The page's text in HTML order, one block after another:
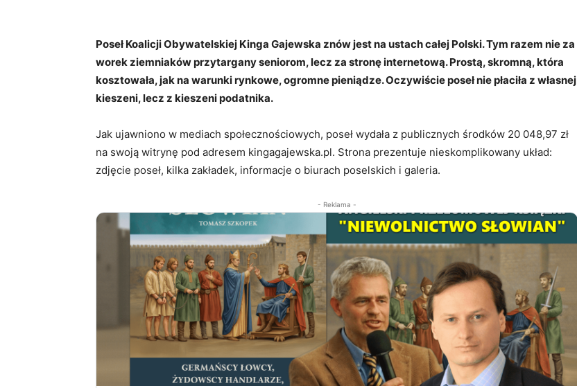
Poseł Koalicji Obywatelskiej Kinga Gajewska znów jest na ustach całej Polski. Tym razem nie za
worek ziemniaków przytargany seniorom, lecz za stronę internetową. Prostą, skromną, która
kosztowała, jak na warunki rynkowe, ogromne pieniądze. Oczywiście poseł nie płaciła z własnej
kieszeni, lecz z kieszeni podatnika.
Jak ujawniono w mediach społecznościowych, poseł wydała z publicznych środków 20 048,97 zł
na swoją witrynę pod adresem kingagajewska.pl. Strona prezentuje nieskomplikowany układ:
zdjęcie poseł, kilka zakładek, informacje o biurach poselskich i galeria.
- Reklama -